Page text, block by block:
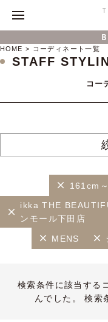
HOME コーディネート一覧
STAFF
コー
161cm
ikka THE
ンモール下田店
MENS
検索条件に該当する
んでした。 検索